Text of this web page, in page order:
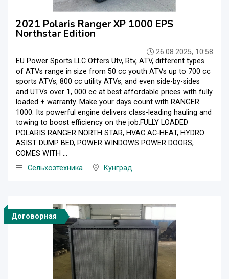
2021 Polaris Ranger XP 1000 EPS
Northstar Edition
26.08.2025, 10:58
EU Power Sports LLC Offers Utv, Rtv, ATV, different types
of ATVs range in size from 50 cc youth ATVs up to 700 cc
sports ATVs, 800 cc utility ATVs, and even side-by-sides
and UTVs over 1, 000 cc at best affordable prices with fully
loaded + warranty. Make your days count with RANGER
1000. Its powerful engine delivers class-leading hauling and
towing to boost efficiency on the job.FULLY LOADED
POLARIS RANGER NORTH STAR, HVAC AC-HEAT, HYDRO
ASIST DUMP BED, POWER WINDOWS POWER DOORS,
COMES WITH ...
Сельхозтехника
Кунград
Договорная